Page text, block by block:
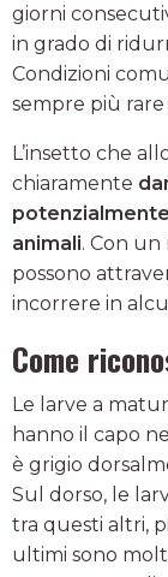
giorni
in grado di
Condizioni
sempre più rare
L’insetto che
chiaramente
animali. Con
possono
incorrere in
Come
Le larve a
hanno il capo
è grigio
Sul dorso, le
tra questi altri,
ultimi sono